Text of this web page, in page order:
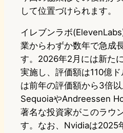
して位置づけられます。
イレブンラボ
業からわずか数年で急成
す。2026年2月には新た
実施し、評価額は110億
は前年の評価額から3倍以
SequoiaやAndreessen
著名な投資家がこのラウ
す。なお、Nvidiaは2025